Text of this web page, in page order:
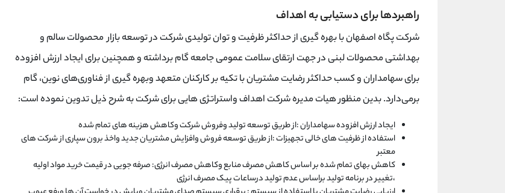
راهبردها برای دستیابی به اهداف
شرکت پگاه اصفهان با بهره گیری از حداکثر ظرفیت و توان تولیدی شرکت در توسعه بازار محصولات سالم و
بهداشتی محصولات لبنی در جهت ارتقای سلامت عمومی جامعه گام برداشته و همچنین برای ایجاد ارزش افزوده
برای سهامداران و کسب حداکثر رضایت مشتریان با تکیه بر کارکنان متعهد وبهره گیری از فناوری‌های نوین، گام
برمی‌دارد. بدین منظور هیات مدیره شرکت اهداف واستراتژی هایی برای شرکت به شرح ذیل تدوین نموده است:
ایجاد ارزش افزوده سهامداران :از طریق توسعه تولید وفروش شرکت وکاهش هزینه های تمام شده
استفاده از ظرفیت های خالی تجهیزات :از طریق توسعه فروش وافزایش مشتریان جدید واخذ برون سپاری از شرکت های
معتبر
کاهش بهای تمام شده بر اساس کاهش مصرف منابع وکاهش مصرف انرژی: صرفه جویی در قیمت خرید مواد اولیه
،تغییر در برنامه تولید براساس عدم تولید درساعات پیک مصرف انرژی